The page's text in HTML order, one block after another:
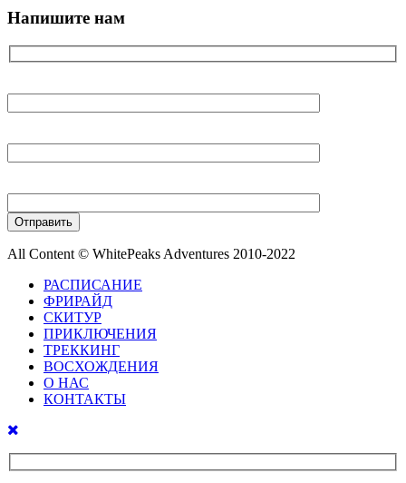
Напишите нам
All Content © WhitePeaks Adventures 2010-2022
РАСПИСАНИЕ
ФРИРАЙД
СКИТУР
ПРИКЛЮЧЕНИЯ
ТРЕККИНГ
ВОСХОЖДЕНИЯ
О НАС
КОНТАКТЫ